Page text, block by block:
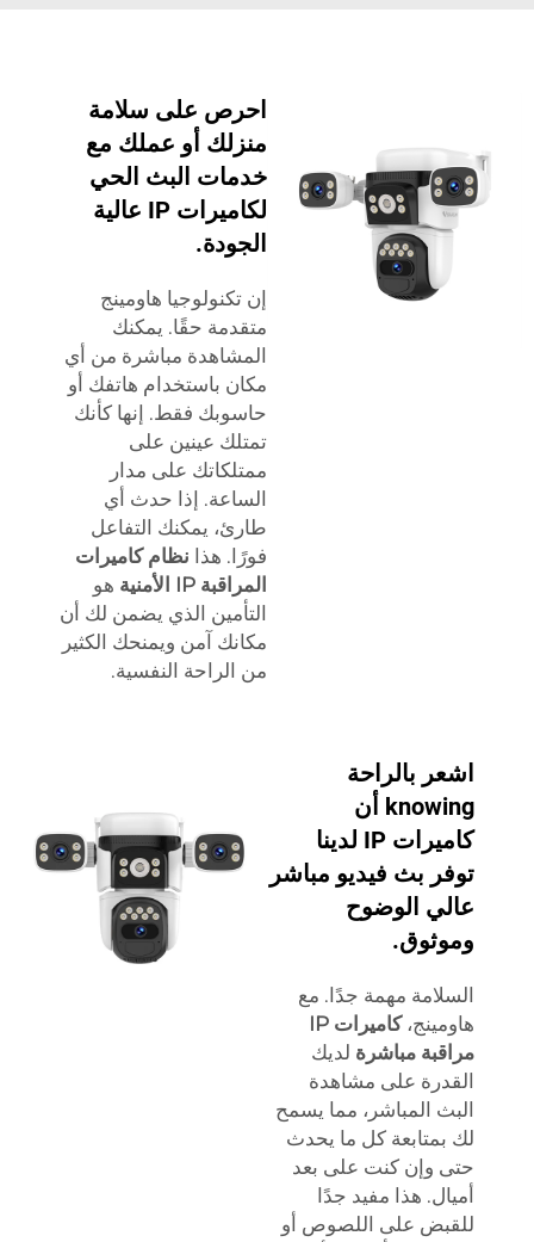
احرص على سلامة
منزلك أو عملك مع
خدمات البث الحي
لكاميرات IP عالية
الجودة.
إن تكنولوجيا هاومينج
متقدمة حقًا. يمكنك
المشاهدة مباشرة من أي
مكان باستخدام هاتفك أو
حاسوبك فقط. إنها كأنك
تمتلك عينين على
ممتلكاتك على مدار
الساعة. إذا حدث أي
طارئ، يمكنك التفاعل
فورًا. هذا نظام كاميرات
المراقبة IP الأمنية
هو
التأمين الذي يضمن لك أن
مكانك آمن ويمنحك الكثير
من الراحة النفسية.
اشعر بالراحة
knowing أن
كاميرات IP لدينا
توفر بث فيديو مباشر
عالي الوضوح
وموثوق.
السلامة مهمة جدًا. مع
هاومينج،
كاميرات IP
مراقبة مباشرة لديك
القدرة على مشاهدة
البث المباشر، مما يسمح
لك بمتابعة كل ما يحدث
حتى وإن كنت على بعد
أميال. هذا مفيد جدًا
للقبض على اللصوص أو